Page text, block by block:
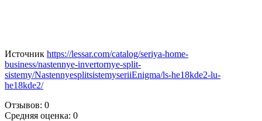
Источник https://lessar.com/catalog/seriya-home-
business/nastennye-invertornye-split-
sistemy/NastennyesplitsistemyseriiEnigma/ls-he18kde2-lu-
he18kde2/
Отзывов: 0
Средняя оценка: 0